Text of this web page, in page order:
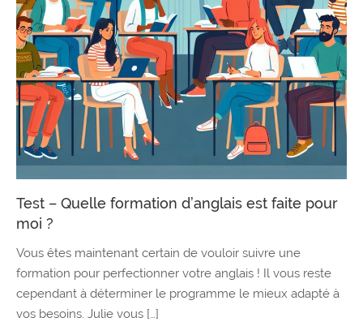
Test – Quelle formation d’anglais est faite pour
moi ?
Vous êtes maintenant certain de vouloir suivre une
formation pour perfectionner votre anglais ! Il vous reste
cependant à déterminer le programme le mieux adapté à
vos besoins. Julie vous […]